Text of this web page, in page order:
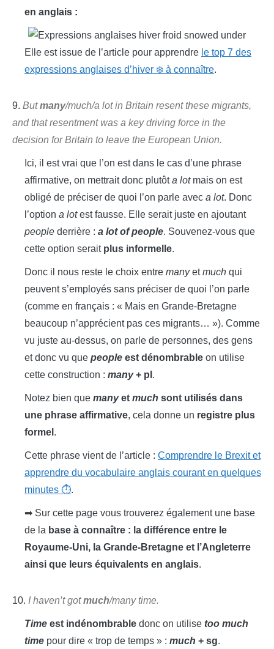
en anglais :
Elle est issue de l’article pour apprendre le top 7 des
expressions anglaises d’hiver ❄️ à connaître.
9. Butmany/much/a lot in Britain resent these migrants,
and that resentment was a key driving force in the
decision for Britain to leave the European Union.
Ici, il est vrai que l’on est dans le cas d’une phrase
affirmative, on mettrait donc plutôta lotmais on est
obligé de préciser de quoi l’on parle avec a lot. Donc
l’option a lotest fausse. Elle serait juste en ajoutant
people derrière : a lot of people. Souvenez-vous que
cette option serait plus informelle.
Donc il nous reste le choix entre manyetmuch qui
peuvent s’employés sans préciser de quoi l’on parle
(comme en français : « Mais en Grande-Bretagne
beaucoup n’apprécient pas ces migrants… »). Comme
vu juste au-dessus, on parle de personnes, des gens
et donc vu que people est dénombrable on utilise
cette construction : many+ pl .
Notez bien que manyet much sont utilisés dans
une phrase affirmative, cela donne un registre plus
formel .
Cette phrase vient de l’article : Comprendre le Brexit et
apprendre du vocabulaire anglais courant en quelques
minutes ⏱️.
➡ Sur cette page vous trouverez également une base
de la base à connaître : la différence entre le
Royaume-Uni, la Grande-Bretagne et l’Angleterre
ainsi que leurs équivalents en anglais.
10. I haven’t gotmuch/many time.
Time est indénombrable donc on utilise too much
time pour dire « trop de temps » : much + sg.